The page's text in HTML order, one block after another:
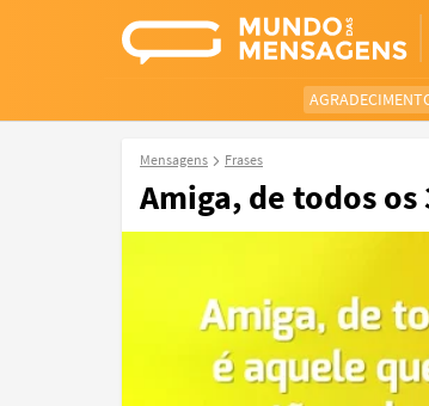
Mensagens Frases
Amiga, de todos